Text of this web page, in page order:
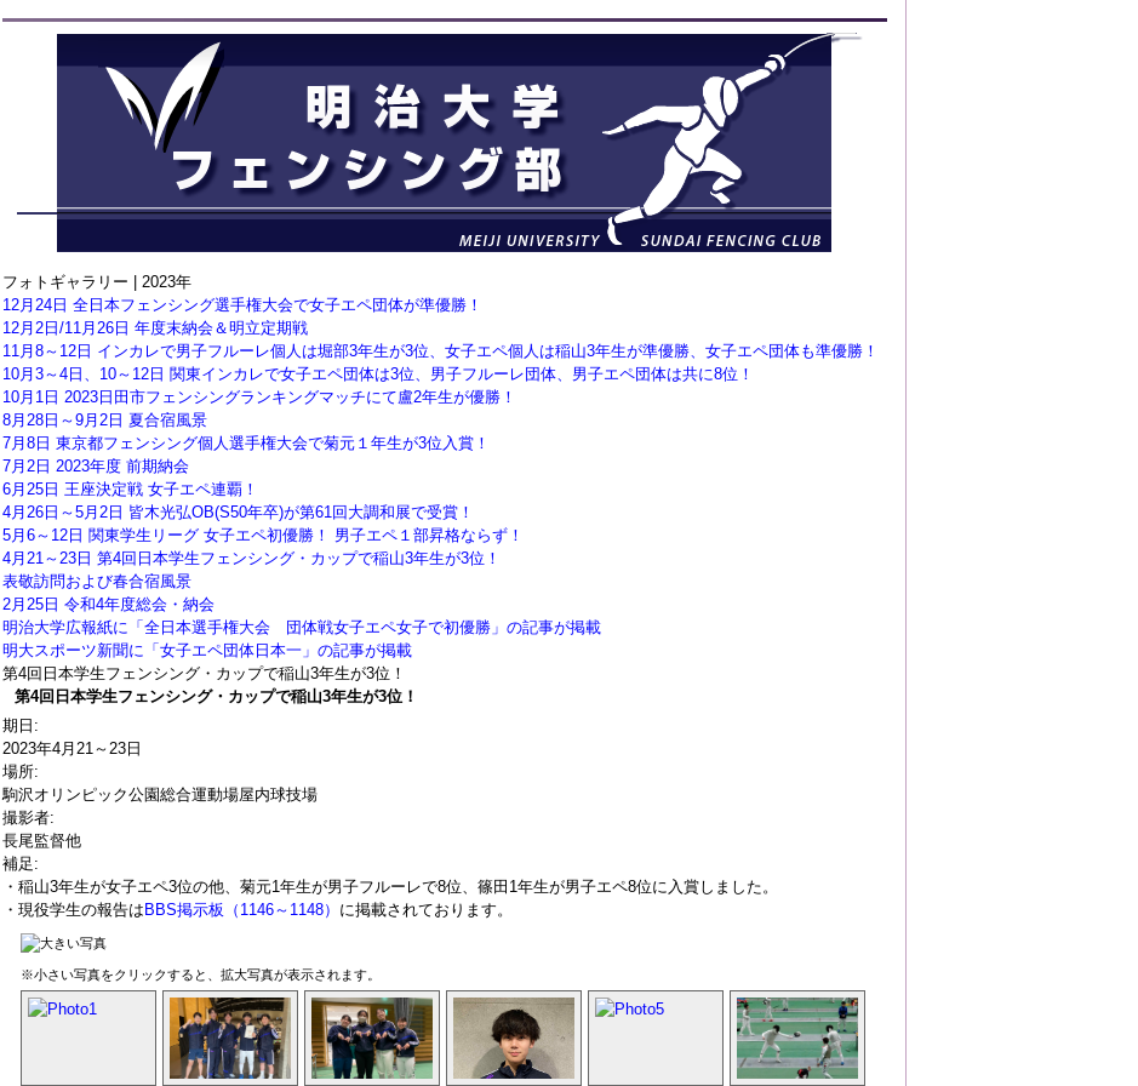
フォトギャラリー | 2023年
12月24日 全日本フェンシング選手権大会で女子エペ団体が準優勝！
12月2日/11月26日 年度末納会＆明立定期戦
11月8～12日 インカレで男子フルーレ個人は堀部3年生が3位、女子エペ個人は稲山3年生が準優勝、女子エペ団体も準優勝！
10月3～4日、10～12日 関東インカレで女子エペ団体は3位、男子フルーレ団体、男子エペ団体は共に8位！
10月1日 2023日田市フェンシングランキングマッチにて盧2年生が優勝！
8月28日～9月2日 夏合宿風景
7月8日 東京都フェンシング個人選手権大会で菊元１年生が3位入賞！
7月2日 2023年度 前期納会
6月25日 王座決定戦 女子エペ連覇！
4月26日～5月2日 皆木光弘OB(S50年卒)が第61回大調和展で受賞！
5月6～12日 関東学生リーグ 女子エペ初優勝！ 男子エペ１部昇格ならず！
4月21～23日 第4回日本学生フェンシング・カップで稲山3年生が3位！
表敬訪問および春合宿風景
2月25日 令和4年度総会・納会
明治大学広報紙に「全日本選手権大会 団体戦女子エペ女子で初優勝」の記事が掲載
明大スポーツ新聞に「女子エペ団体日本一」の記事が掲載
第4回日本学生フェンシング・カップで稲山3年生が3位！
第4回日本学生フェンシング・カップで稲山3年生が3位！
期日:
2023年4月21～23日
場所:
駒沢オリンピック公園総合運動場屋内球技場
撮影者:
長尾監督他
補足:
・稲山3年生が女子エペ3位の他、菊元1年生が男子フルーレで8位、篠田1年生が男子エペ8位に入賞しました。
・現役学生の報告は BBS掲示板（1146～1148） に掲載されております。
※小さい写真をクリックすると、拡大写真が表示されます。